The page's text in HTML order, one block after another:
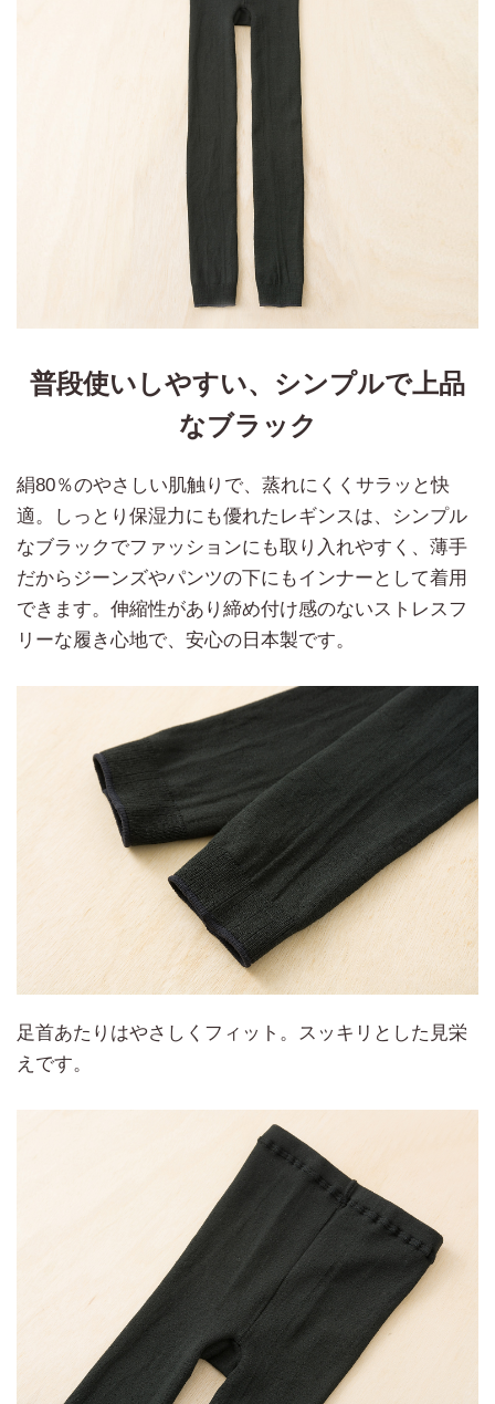
普段使いしやすい、シンプルで上品
なブラック
絹80％のやさしい肌触りで、蒸れにくくサラッと快
適。しっとり保湿力にも優れたレギンスは、シンプル
なブラックでファッションにも取り入れやすく、薄手
だからジーンズやパンツの下にもインナーとして着用
できます。伸縮性があり締め付け感のないストレスフ
リーな履き心地で、安心の日本製です。
足首あたりはやさしくフィット。スッキリとした見栄
えです。